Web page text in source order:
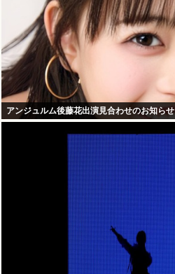
アンジュルム後藤花出演見合わせのお知らせ